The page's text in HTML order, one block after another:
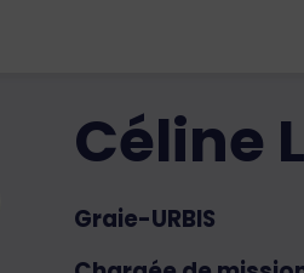
Céline
Graie-URBIS